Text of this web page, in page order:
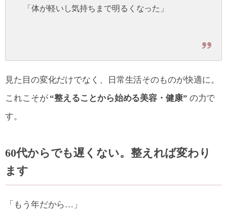
「体が軽いし気持ちまで明るくなった」
見た目の変化だけでなく、日常生活そのものが快適に。
これこそが“整えることから始める美容・健康” の力で
す。
60代からでも遅くない。整えれば変わり
ます
「もう年だから…」